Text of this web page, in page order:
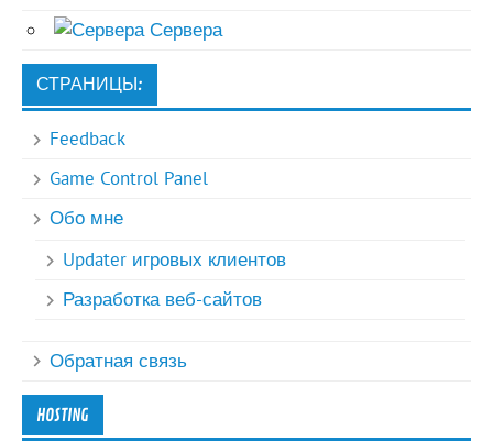
Сервера
СТРАНИЦЫ:
Feedback
Game Control Panel
Обо мне
Updater игровых клиентов
Разработка веб-сайтов
Обратная связь
HOSTING